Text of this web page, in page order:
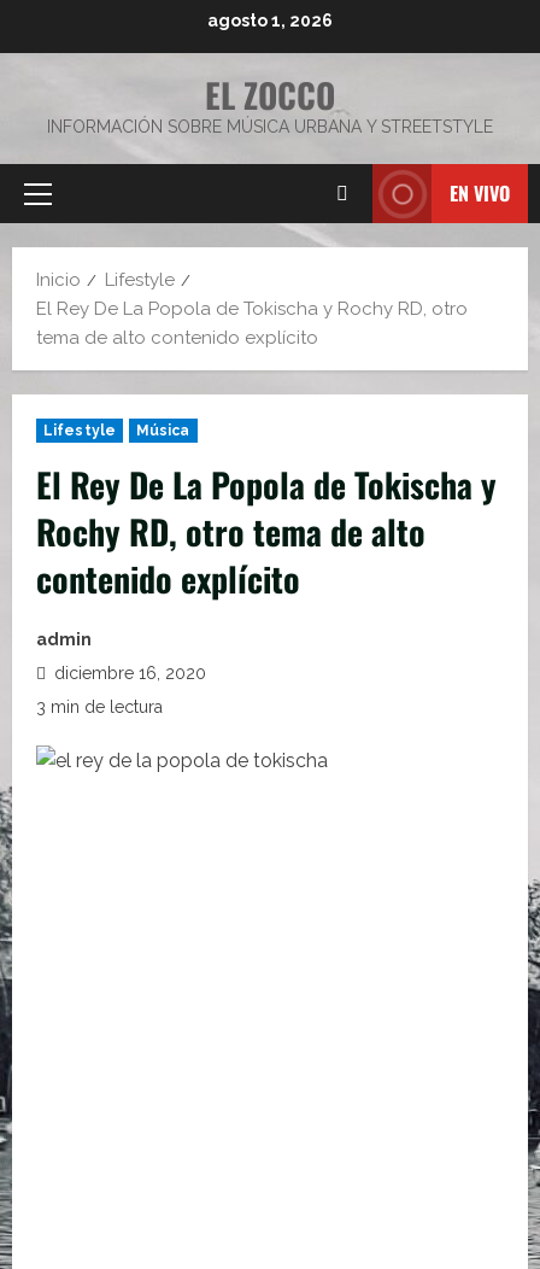
agosto 1, 2026
EL ZOCCO
INFORMACIÓN SOBRE MÚSICA URBANA Y STREETSTYLE
Menú
EN VIVO
Inicio
Lifestyle
El Rey De La Popola de Tokischa y Rochy RD, otro
tema de alto contenido explícito
Lifestyle Música
El Rey De La Popola de Tokischa y
Rochy RD, otro tema de alto
contenido explícito
admin
diciembre 16, 2020
3 min de lectura